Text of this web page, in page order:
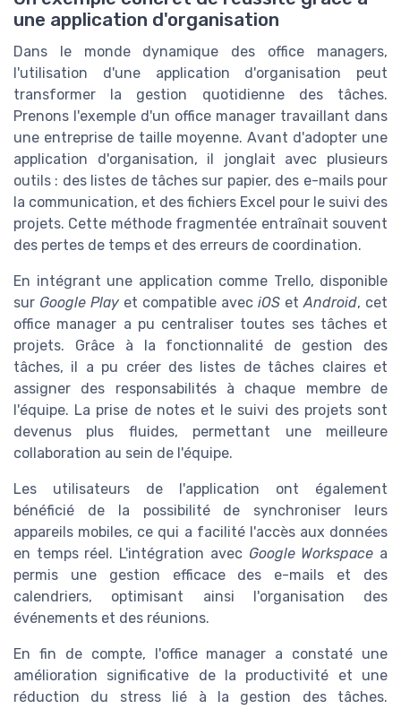
une application d'organisation
Dans le monde dynamique des office managers,
l'utilisation d'une application d'organisation peut
transformer la gestion quotidienne des tâches.
Prenons l'exemple d'un office manager travaillant dans
une entreprise de taille moyenne. Avant d'adopter une
application d'organisation, il jonglait avec plusieurs
outils : des listes de tâches sur papier, des e-mails pour
la communication, et des fichiers Excel pour le suivi des
projets. Cette méthode fragmentée entraînait souvent
des pertes de temps et des erreurs de coordination.
En intégrant une application comme Trello, disponible
sur Google Play et compatible avec iOS etAndroid, cet
office manager a pu centraliser toutes ses tâches et
projets. Grâce à la fonctionnalité de gestion des
tâches, il a pu créer des listes de tâches claires et
assigner des responsabilités à chaque membre de
l'équipe. La prise de notes et le suivi des projets sont
devenus plus fluides, permettant une meilleure
collaboration au sein de l'équipe.
Les utilisateurs de l'application ont également
bénéficié de la possibilité de synchroniser leurs
appareils mobiles, ce qui a facilité l'accès aux données
en temps réel. L'intégration avec Google Workspace a
permis une gestion efficace des e-mails et des
calendriers, optimisant ainsi l'organisation des
événements et des réunions.
En fin de compte, l'office manager a constaté une
amélioration significative de la productivité et une
réduction du stress lié à la gestion des tâches.